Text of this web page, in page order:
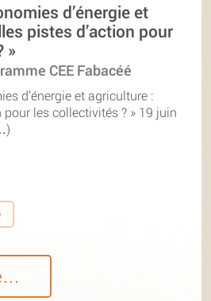
d’énergie et
pistes d’action pour
»
CEE Fabacéé
d’énergie et agriculture :
pour les collectivités ? » 19 juin